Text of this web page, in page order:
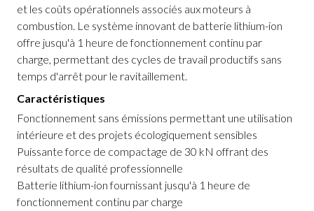
et les coûts opérationnels associés aux moteurs à
combustion. Le système innovant de batterie lithium-ion
offre jusqu'à 1 heure de fonctionnement continu par
charge, permettant des cycles de travail productifs sans
temps d'arrêt pour le ravitaillement.
Caractéristiques
Fonctionnement sans émissions permettant une utilisation
intérieure et des projets écologiquement sensibles
Puissante force de compactage de 30 kN offrant des
résultats de qualité professionnelle
Batterie lithium-ion fournissant jusqu'à 1 heure de
fonctionnement continu par charge